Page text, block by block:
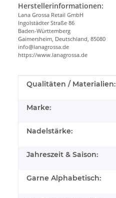
Herstellerinformationen:
Lana Grossa Retail GmbH
Ingolstädter Straße 86
Baden-Württemberg
Gaimersheim, Deutschland, 85080
info@lanagrossa.de
https://www.lanagrossa.de
Produkteigenschaft
Wert
Qualitäten / Materialien:
Marke:
Nadelstärke:
Jahreszeit & Saison:
Garne Alphabetisch: